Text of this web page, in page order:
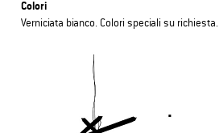
Colori
Verniciata bianco. Colori speciali su richiesta.